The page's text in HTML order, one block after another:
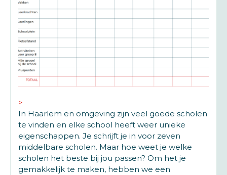
In Haarlem en omgeving zijn veel goede scholen
te vinden en elke school heeft weer unieke
eigenschappen. Je schrijft je in voor zeven
middelbare scholen. Maar hoe weet je welke
scholen het beste bij jou passen? Om het je
gemakkelijk te maken, hebben we een